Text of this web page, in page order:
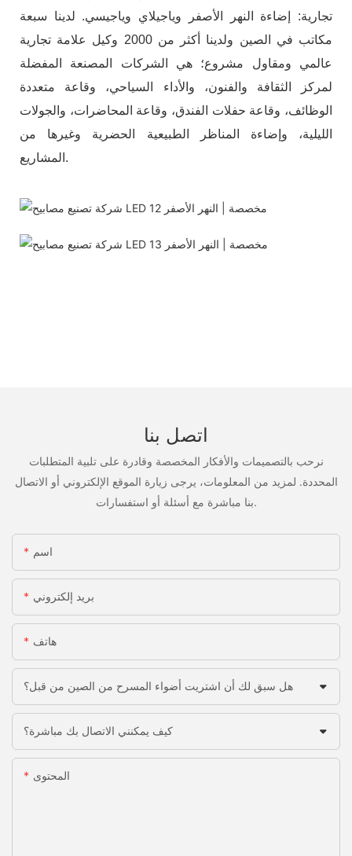
تجارية: إضاءة النهر الأصفر وياجيلاي وياجيسي. لدينا سبعة
مكاتب في الصين ولدينا أكثر من 2000 وكيل علامة تجارية
عالمي ومقاول مشروع؛ هي الشركات المصنعة المفضلة
لمركز الثقافة والفنون، والأداء السياحي، وقاعة متعددة
الوظائف، وقاعة حفلات الفندق، وقاعة المحاضرات، والجولات
الليلية، وإضاءة المناظر الطبيعية الحضرية وغيرها من
المشاريع.
اتصل بنا
نرحب بالتصميمات والأفكار المخصصة وقادرة على تلبية المتطلبات
المحددة. لمزيد من المعلومات، يرجى زيارة الموقع الإلكتروني أو الاتصال
بنا مباشرة مع أسئلة أو استفسارات.
اسم
بريد إلكتروني
هاتف
هل سبق لك أن اشتريت أضواء المسرح من الصين من قبل؟
كيف يمكنني الاتصال بك مباشرة؟
المحتوى